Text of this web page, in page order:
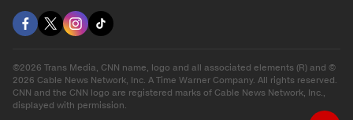
©2026 Trans Media, CNN name, logo and all associated elements (R) and ©
2026 Cable News Network, Inc. A Time Warner Company. All rights reserved.
CNN and the CNN logo are registered marks of Cable News Network, Inc.,
displayed with permission.